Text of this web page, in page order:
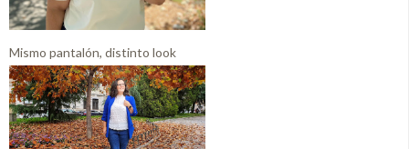
Mismo pantalón, distinto look